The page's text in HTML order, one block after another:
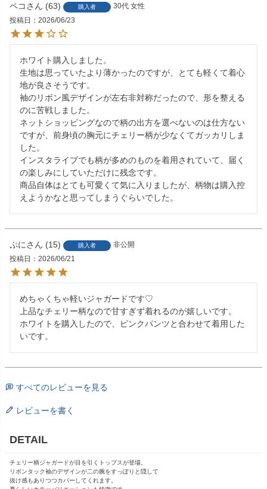
ペコ 63 購入者 30代 女性
投稿日
2026/06/23
ホワイト購入しました。
生地は思っていたより薄かったのですが、とても軽くて着心
地が良さそうです。
袖のリボン風デザインが左右非対称だったので、形を整える
のに苦戦しました。
ネットショッピングなので柄の出方を選べないのは仕方ない
ですが、前身頃の胸元にチェリー柄が少なくてガッカリしま
した。
インスタライブでも柄が多めのものを着用されていて、届く
の楽しみにしていただけに残念です。
商品自体はとても可愛くて気に入りましたが、柄物は購入控
えようかなと思ってしまうぐらいでした。
ぷに 15 購入者
非公開
投稿日
2026/06/21
めちゃくちゃ軽いジャガードです♡
上品なチェリー柄なので甘すぎず着れるのが嬉しいです。
ホワイトを購入したので、ピンクパンツと合わせて着用した
いです。
すべてのレビューを見る
レビューを書く
DETAIL
チェリー柄ジャガードが目を引くトップスが登場。
リボンタック袖のデザインが二の腕をすっぽりと隠して
抜け感もありつつカバーしてくれます。